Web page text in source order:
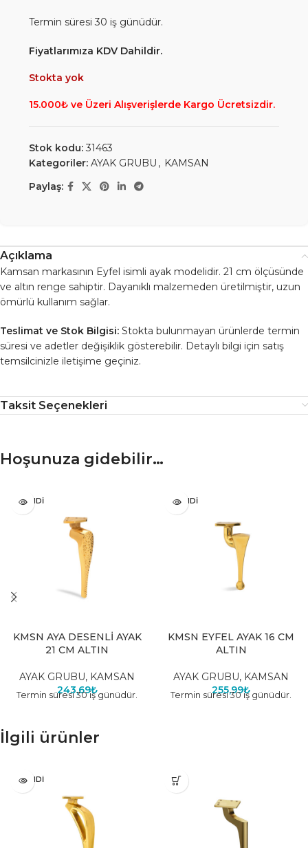
Termin süresi 30 iş günüdür.
Fiyatlarımıza KDV Dahildir.
Stokta yok
15.000₺ ve Üzeri Alışverişlerde Kargo Ücretsizdir.
Stok kodu:31463
Kategoriler: AYAK GRUBU , KAMSAN
Paylaş:
Açıklama
Kamsan markasının Eyfel isimli ayak modelidir. 21 cm ölçüsünde
ve altın renge sahiptir. Dayanıklı malzemeden üretilmiştir, uzun
ömürlü kullanım sağlar.
Teslimat ve Stok Bilgisi: Stokta bulunmayan ürünlerde termin
süresi ve adetler değişiklik gösterebilir. Detaylı bilgi için satış
temsilcinizle iletişime geçiniz.
Taksit Seçenekleri
Hoşunuza gidebilir…
TÜKENDI
KMSN AYA DESENLİ AYAK
21 CM ALTIN
AYAK GRUBU, KAMSAN
243,69₺
Termin süresi 30 iş günüdür.
TÜKENDI
KMSN EYFEL AYAK 16 CM
ALTIN
AYAK GRUBU, KAMSAN
255,99₺
Termin süresi 30 iş günüdür.
İlgili ürünler
TÜKENDI